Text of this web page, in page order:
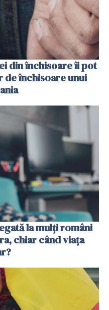
din închisoare îi pot
de închisoare unui
la mulți români
chiar când viața